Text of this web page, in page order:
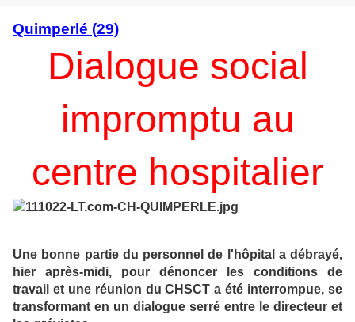
Quimperlé (29)
Dialogue social
impromptu au
centre hospitalier
Une bonne partie du personnel de l'hôpital a débrayé,
hier après-midi, pour dénoncer les conditions de
travail et une réunion du CHSCT a été interrompue, se
transformant en un dialogue serré entre le directeur et